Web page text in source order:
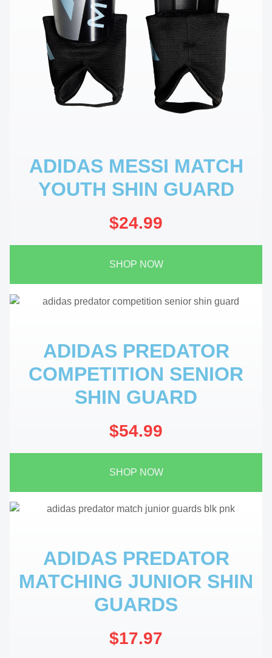
ADIDAS MESSI MATCH
YOUTH SHIN GUARD
$24.99
SHOP NOW
ADIDAS PREDATOR
COMPETITION SENIOR
SHIN GUARD
$54.99
SHOP NOW
ADIDAS PREDATOR
MATCHING JUNIOR SHIN
GUARDS
$17.97